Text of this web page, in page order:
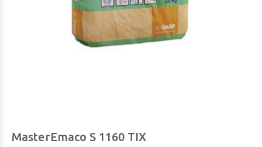
MasterEmaco S 1160 TIX